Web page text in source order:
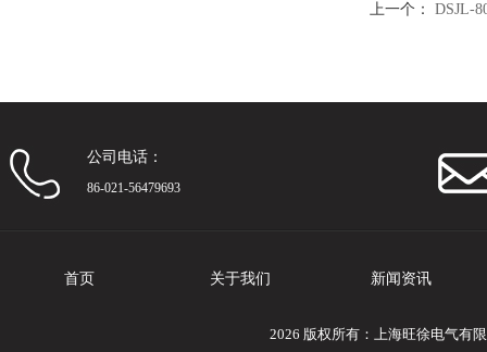
上一个： DSJL-
公司电话：
86-021-56479693
首页 关于我们 新闻资讯
2026 版权所有：上海旺徐电气有